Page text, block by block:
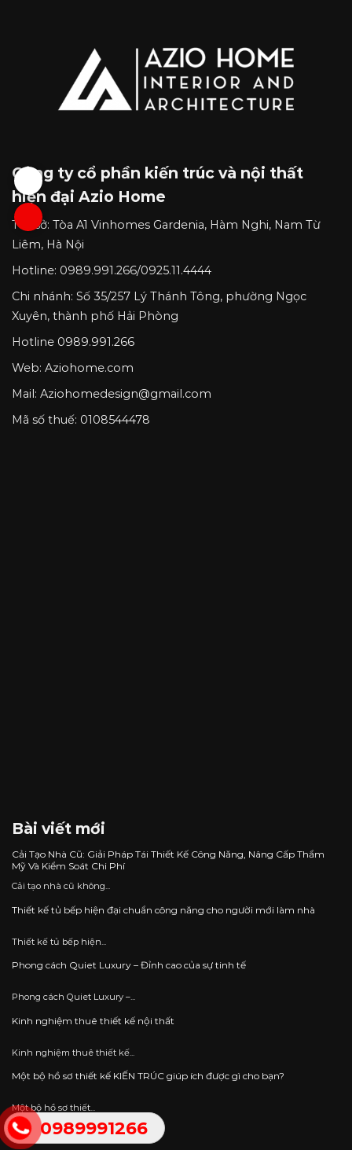
0989991266
Công ty cổ phần kiến trúc và nội thất
hiện đại Azio Home
Trụ sở: Tòa A1 Vinhomes Gardenia, Hàm Nghi, Nam Từ
Liêm, Hà Nội
Hotline: 0989.991.266/0925.11.4444
Chi nhánh: Số 35/257 Lý Thánh Tông, phường Ngọc
Xuyên, thành phố Hải Phòng
Hotline 0989.991.266
Web: Aziohome.com
Mail: Aziohomedesign@gmail.com
Mã số thuế: 0108544478
Bài viết mới
Cải Tạo Nhà Cũ: Giải Pháp Tái Thiết Kế Công Năng, Nâng Cấp Thẩm
Mỹ Và Kiểm Soát Chi Phí
Cải tạo nhà cũ không...
Thiết kế tủ bếp hiện đại chuẩn công năng cho người mới làm nhà
Thiết kế tủ bếp hiện...
Phong cách Quiet Luxury – Đỉnh cao của sự tinh tế
Phong cách Quiet Luxury –...
Kinh nghiệm thuê thiết kế nội thất
Kinh nghiệm thuê thiết kế...
Một bộ hồ sơ thiết kế KIẾN TRÚC giúp ích được gì cho bạn?
Một bộ hồ sơ thiết...